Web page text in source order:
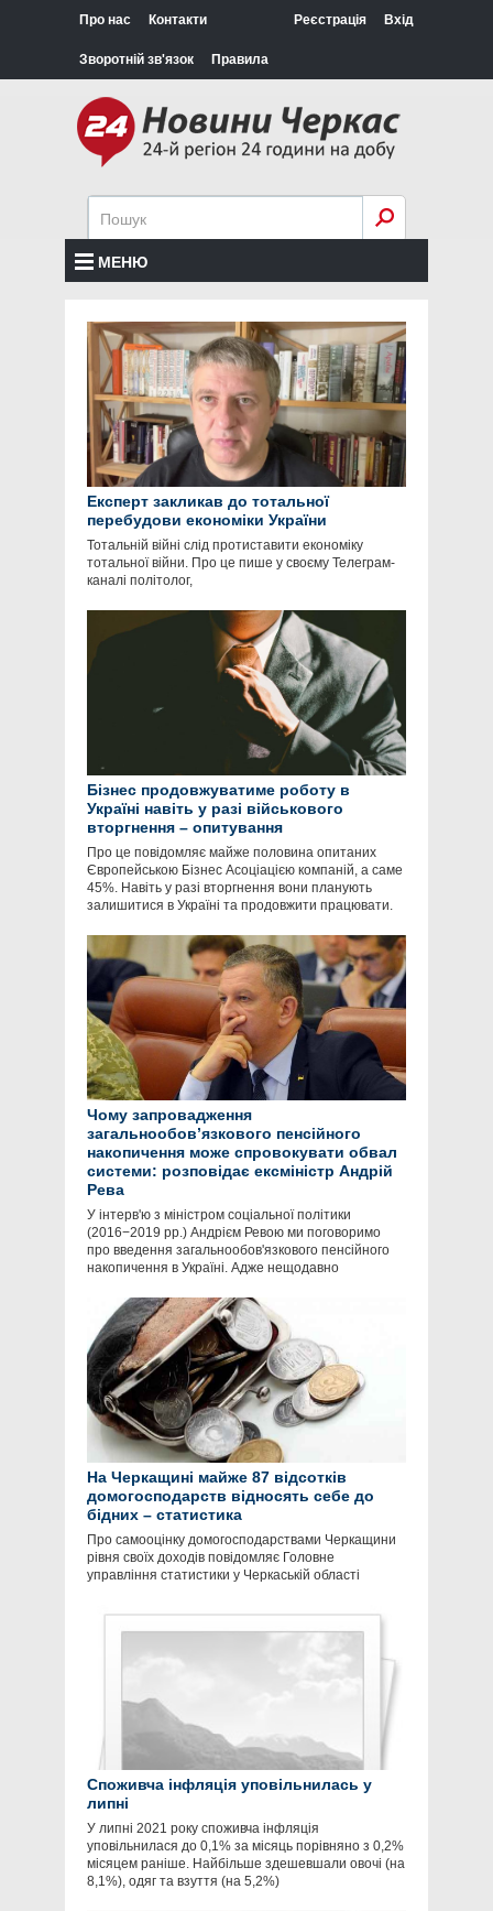
Про нас Контакти
Зворотній зв'язок Правила
Реєстрація Вхід
МЕНЮ
Експерт закликав до тотальної
перебудови економіки України
Тотальній війні слід протиставити економіку
тотальної війни. Про це пише у своєму Телеграм-
каналі політолог,
Бізнес продовжуватиме роботу в
Україні навіть у разі військового
вторгнення – опитування
Про це повідомляє майже половина опитаних
Європейською Бізнес Асоціацією компаній, а саме
45%. Навіть у разі вторгнення вони планують
залишитися в Україні та продовжити працювати.
Чому запровадження
загальнообов’язкового пенсійного
накопичення може спровокувати обвал
системи: розповідає ексміністр Андрій
Рева
У інтерв'ю з міністром соціальної політики
(2016−2019 рр.) Андрієм Ревою ми поговоримо
про введення загальнообов'язкового пенсійного
накопичення в Україні. Адже нещодавно
На Черкащині майже 87 відсотків
домогосподарств відносять себе до
бідних – статистика
Про самооцінку домогосподарствами Черкащини
рівня своїх доходів повідомляє Головне
управління статистики у Черкаській області
Споживча інфляція уповільнилась у
липні
У липні 2021 року споживча інфляція
уповільнилася до 0,1% за місяць порівняно з 0,2%
місяцем раніше. Найбільше здешевшали овочі (на
8,1%), одяг та взуття (на 5,2%)